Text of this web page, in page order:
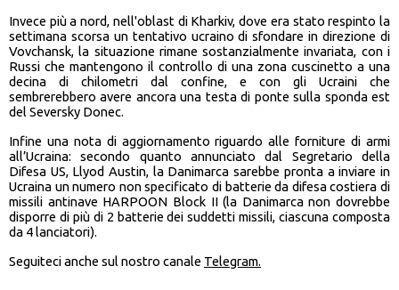
Invece più a nord, nell'oblast di Kharkiv, dove era stato respinto la
settimana scorsa un tentativo ucraino di sfondare in direzione di
Vovchansk, la situazione rimane sostanzialmente invariata, con i
Russi che mantengono il controllo di una zona cuscinetto a una
decina di chilometri dal confine, e con gli Ucraini che
sembrerebbero avere ancora una testa di ponte sulla sponda est
del Seversky Donec.
Infine una nota di aggiornamento riguardo alle forniture di armi
all’Ucraina: secondo quanto annunciato dal Segretario della
Difesa US, Llyod Austin, la Danimarca sarebbe pronta a inviare in
Ucraina un numero non specificato di batterie da difesa costiera di
missili antinave HARPOON Block II (la Danimarca non dovrebbe
disporre di più di 2 batterie dei suddetti missili, ciascuna composta
da 4 lanciatori).
Seguiteci anche sul nostro canale Telegram.